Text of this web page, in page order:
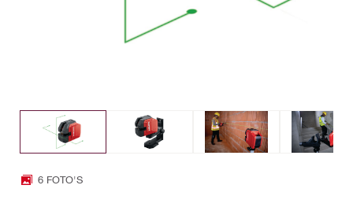
6 FOTO'S